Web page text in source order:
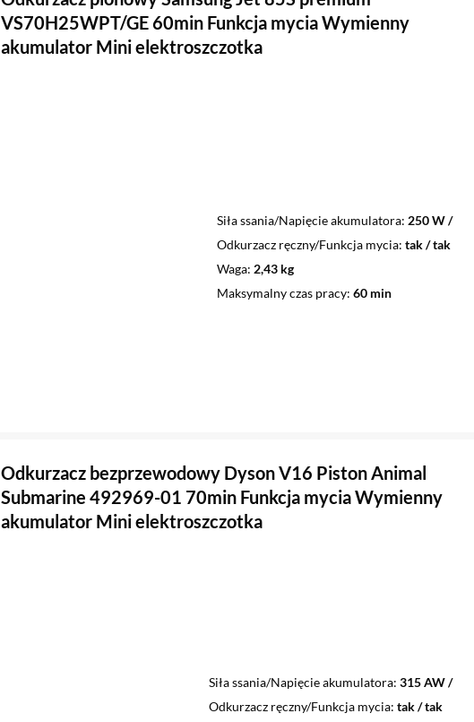
VS70H25WPT/GE 60min Funkcja mycia Wymienny
akumulator Mini elektroszczotka
Siła ssania/Napięcie akumulatora 250 W /
Odkurzacz ręczny/Funkcja mycia tak / tak
Waga 2,43 kg
Maksymalny czas pracy 60 min
Odkurzacz bezprzewodowy Dyson V16 Piston Animal
Submarine 492969-01 70min Funkcja mycia Wymienny
akumulator Mini elektroszczotka
Siła ssania/Napięcie akumulatora 315 AW /
Odkurzacz ręczny/Funkcja mycia tak / tak